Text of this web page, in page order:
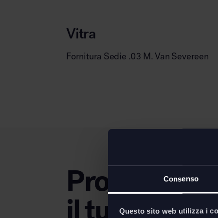
Consenso
Questo sito web utilizza i
Vitra
Fornitura Sedie .03 M. Van Severeen
il tuo nuovo